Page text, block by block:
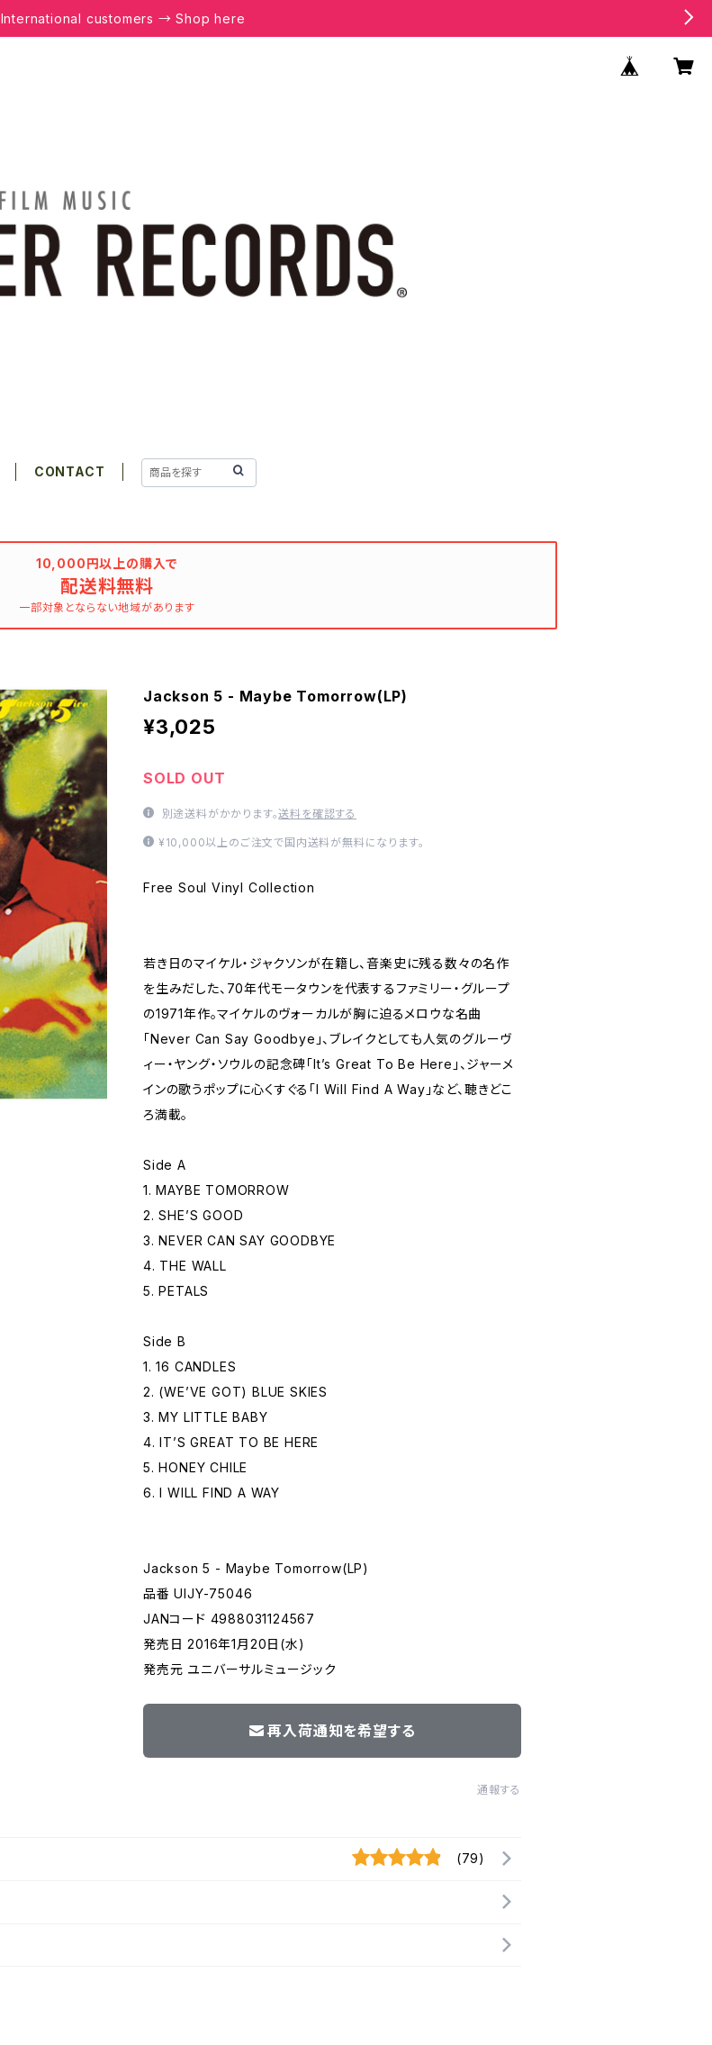
International customers → Shop here
CONTACT
10,000円以上の購入で
配送料無料
一部対象とならない地域があります
Jackson 5 - Maybe Tomorrow(LP)
¥3,025
SOLD OUT
別途送料がかかります。送料を確認する
¥10,000以上のご注文で国内送料が無料になります。
Free Soul Vinyl Collection
若き日のマイケル・ジャクソンが在籍し、音楽史に残る数々の名作
を生みだした、70年代モータウンを代表するファミリー・グループ
の1971年作。マイケルのヴォーカルが胸に迫るメロウな名曲
「Never Can Say Goodbye」、ブレイクとしても人気のグルーヴ
ィー・ヤング・ソウルの記念碑「It’s Great To Be Here」、ジャーメ
インの歌うポップに心くすぐる「I Will Find A Way」など、聴きどこ
ろ満載。
Side A
1. MAYBE TOMORROW
2. SHE’S GOOD
3. NEVER CAN SAY GOODBYE
4. THE WALL
5. PETALS
Side B
1. 16 CANDLES
2. (WE’VE GOT) BLUE SKIES
3. MY LITTLE BABY
4. IT’S GREAT TO BE HERE
5. HONEY CHILE
6. I WILL FIND A WAY
Jackson 5 - Maybe Tomorrow(LP)
品番 UIJY-75046
JANコード 4988031124567
発売日 2016年1月20日(水)
発売元 ユニバーサルミュージック
再入荷通知を希望する
通報する
(79)